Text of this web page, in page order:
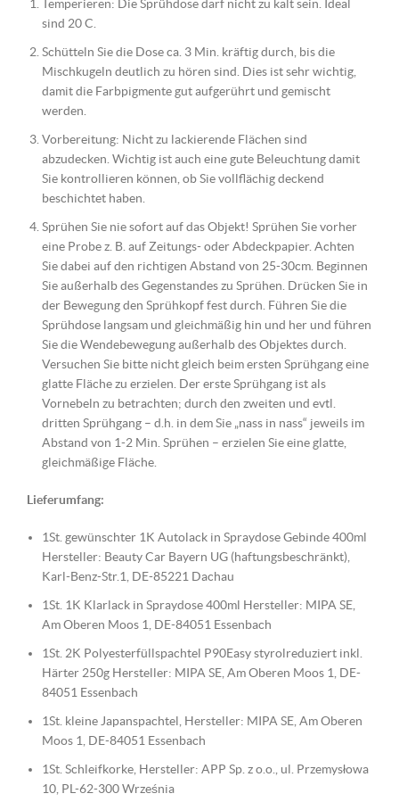
Temperieren: Die Sprühdose darf nicht zu kalt sein. Ideal
sind 20 C.
Schütteln Sie die Dose ca. 3 Min. kräftig durch, bis die
Mischkugeln deutlich zu hören sind. Dies ist sehr wichtig,
damit die Farbpigmente gut aufgerührt und gemischt
werden.
Vorbereitung: Nicht zu lackierende Flächen sind
abzudecken. Wichtig ist auch eine gute Beleuchtung damit
Sie kontrollieren können, ob Sie vollflächig deckend
beschichtet haben.
Sprühen Sie nie sofort auf das Objekt! Sprühen Sie vorher
eine Probe z. B. auf Zeitungs- oder Abdeckpapier. Achten
Sie dabei auf den richtigen Abstand von 25-30cm. Beginnen
Sie außerhalb des Gegenstandes zu Sprühen. Drücken Sie in
der Bewegung den Sprühkopf fest durch. Führen Sie die
Sprühdose langsam und gleichmäßig hin und her und führen
Sie die Wendebewegung außerhalb des Objektes durch.
Versuchen Sie bitte nicht gleich beim ersten Sprühgang eine
glatte Fläche zu erzielen. Der erste Sprühgang ist als
Vornebeln zu betrachten; durch den zweiten und evtl.
dritten Sprühgang – d.h. in dem Sie „nass in nass“ jeweils im
Abstand von 1-2 Min. Sprühen – erzielen Sie eine glatte,
gleichmäßige Fläche.
Lieferumfang:
1St. gewünschter 1K Autolack in Spraydose Gebinde 400ml
Hersteller: Beauty Car Bayern UG (haftungsbeschränkt),
Karl-Benz-Str.1, DE-85221 Dachau
1St. 1K Klarlack in Spraydose 400ml Hersteller: MIPA SE,
Am Oberen Moos 1, DE-84051 Essenbach
1St. 2K Polyesterfüllspachtel P90Easy styrolreduziert inkl.
Härter 250g Hersteller: MIPA SE, Am Oberen Moos 1, DE-
84051 Essenbach
1St. kleine Japanspachtel, Hersteller: MIPA SE, Am Oberen
Moos 1, DE-84051 Essenbach
1St. Schleifkorke, Hersteller: APP Sp. z o.o., ul. Przemysłowa
10, PL-62-300 Września